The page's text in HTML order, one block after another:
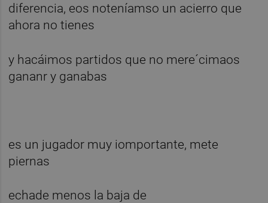
diferencia, eos noteníamso un acierro que
ahora no tienes
y hacáimos partidos que no mere´cimaos
gananr y ganabas
es un jugador muy iomportante, mete
piernas
echade menos la baja de